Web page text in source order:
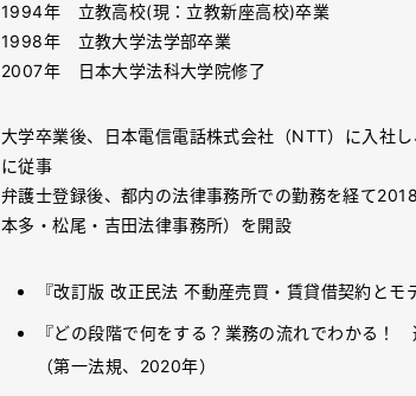
1994年 立教高校(現：立教新座高校)卒業
1998年 立教大学法学部卒業
2007年 日本大学法科大学院修了
大学卒業後、日本電信電話株式会社（NTT）に入社
に従事
弁護士登録後、都内の法律事務所での勤務を経て
本多・松尾・吉田法律事務所）を開設
『改訂版 改正民法 不動産売買・賃貸借契約とモ
『どの段階で何をする？業務の流れでわかる！
（第一法規、2020年）